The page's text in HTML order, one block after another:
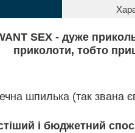
SEX- дуже
приколоти, тобто
шпилька (так звана
і бюджетний